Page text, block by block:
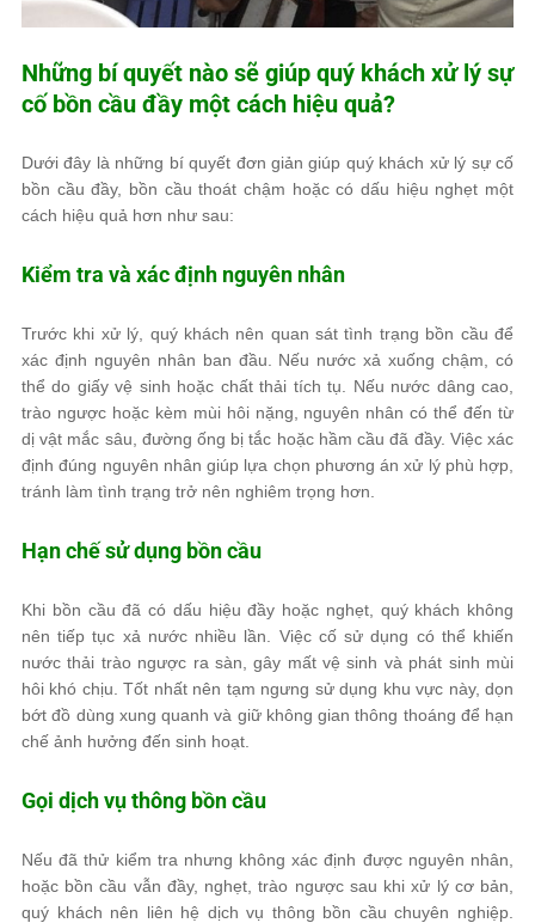
Những bí quyết nào sẽ giúp quý khách xử lý sự
cố bồn cầu đầy một cách hiệu quả?
Dưới đây là những bí quyết đơn giản giúp quý khách xử lý sự cố
bồn cầu đầy, bồn cầu thoát chậm hoặc có dấu hiệu nghẹt một
cách hiệu quả hơn như sau:
Kiểm tra và xác định nguyên nhân
Trước khi xử lý, quý khách nên quan sát tình trạng bồn cầu để
xác định nguyên nhân ban đầu. Nếu nước xả xuống chậm, có
thể do giấy vệ sinh hoặc chất thải tích tụ. Nếu nước dâng cao,
trào ngược hoặc kèm mùi hôi nặng, nguyên nhân có thể đến từ
dị vật mắc sâu, đường ống bị tắc hoặc hầm cầu đã đầy. Việc xác
định đúng nguyên nhân giúp lựa chọn phương án xử lý phù hợp,
tránh làm tình trạng trở nên nghiêm trọng hơn.
Hạn chế sử dụng bồn cầu
Khi bồn cầu đã có dấu hiệu đầy hoặc nghẹt, quý khách không
nên tiếp tục xả nước nhiều lần. Việc cố sử dụng có thể khiến
nước thải trào ngược ra sàn, gây mất vệ sinh và phát sinh mùi
hôi khó chịu. Tốt nhất nên tạm ngưng sử dụng khu vực này, dọn
bớt đồ dùng xung quanh và giữ không gian thông thoáng để hạn
chế ảnh hưởng đến sinh hoạt.
Gọi dịch vụ thông bồn cầu
Nếu đã thử kiểm tra nhưng không xác định được nguyên nhân,
hoặc bồn cầu vẫn đầy, nghẹt, trào ngược sau khi xử lý cơ bản,
quý khách nên liên hệ dịch vụ thông bồn cầu chuyên nghiệp.